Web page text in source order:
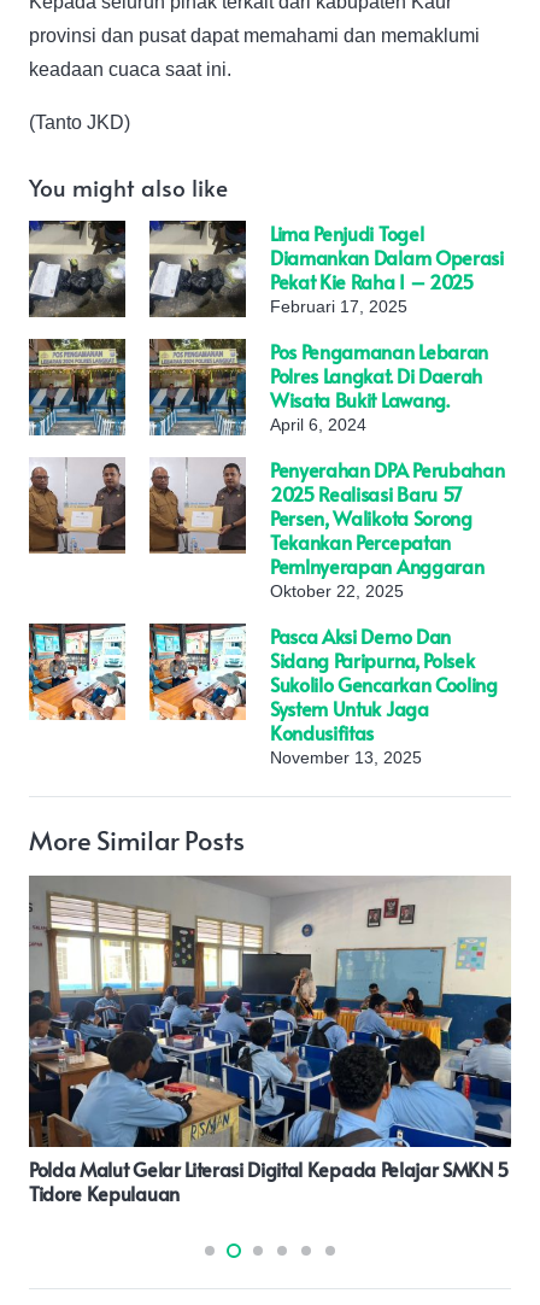
provinsi dan pusat dapat memahami dan memaklumi
keadaan cuaca saat ini.
(Tanto JKD)
You might also like
Lima Penjudi Togel
Diamankan Dalam Operasi
Pekat Kie Raha I – 2025
Februari 17, 2025
Pos Pengamanan Lebaran
Polres Langkat. Di Daerah
Wisata Bukit Lawang.
April 6, 2024
Penyerahan DPA Perubahan
2025 Realisasi Baru 57
Persen, Walikota Sorong
Tekankan Percepatan
Pemlnyerapan Anggaran
Oktober 22, 2025
Pasca Aksi Demo Dan
Sidang Paripurna, Polsek
Sukolilo Gencarkan Cooling
System Untuk Jaga
Kondusifitas
November 13, 2025
More Similar Posts
Polsek Ciawi Investigasi Penyelidikan Terkait Adanya
Dugaan Peristiwa Pencurian Mobil Di Desa Pandansari.